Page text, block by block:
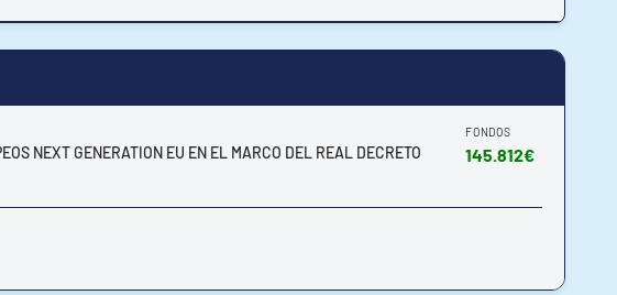
NEXT GENERATION EU EN EL MARCO DEL REAL DECRETO
FONDOS
145.812€